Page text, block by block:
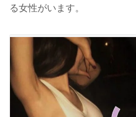
る女性がいます。